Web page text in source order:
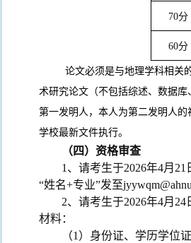
70分
60分
论文必须是与地理学科相关
术研究论文（不包括综述、数据
第一发明人，本人为第二发明人
学校最新文件执行。
（四）资格审查
1、请考生于2026年4月 21
“姓名+专业”发至
2、请考生于2026年4月 24
材料：
（1）身份证、学历学位